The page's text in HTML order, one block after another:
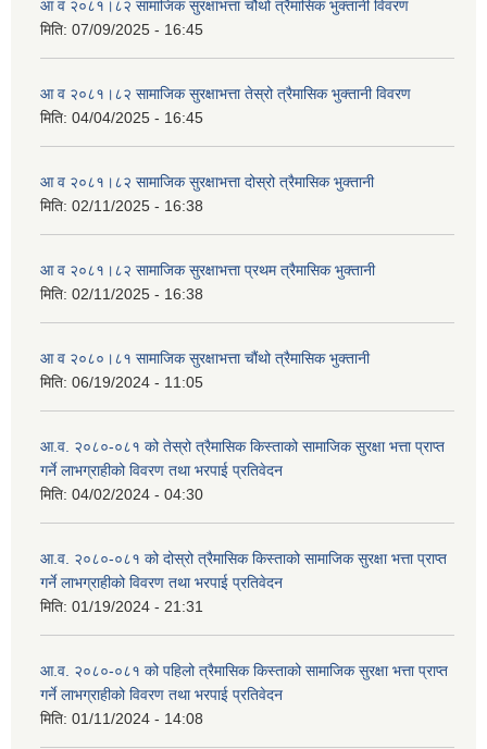
आ व २०८१।८२ सामाजिक सुरक्षाभत्ता चौथो त्रैमासिक भुक्तानी विवरण
मिति: 07/09/2025 - 16:45
आ व २०८१।८२ सामाजिक सुरक्षाभत्ता तेस्रो त्रैमासिक भुक्तानी विवरण
मिति: 04/04/2025 - 16:45
आ व २०८१।८२ सामाजिक सुरक्षाभत्ता दोस्रो त्रैमासिक भुक्तानी
मिति: 02/11/2025 - 16:38
आ व २०८१।८२ सामाजिक सुरक्षाभत्ता प्रथम त्रैमासिक भुक्तानी
मिति: 02/11/2025 - 16:38
आ व २०८०।८१ सामाजिक सुरक्षाभत्ता चौंथो त्रैमासिक भुक्तानी
मिति: 06/19/2024 - 11:05
आ.व. २०८०-०८१ को तेस्रो त्रैमासिक किस्ताको सामाजिक सुरक्षा भत्ता प्राप्त
गर्ने लाभग्राहीको विवरण तथा भरपाई प्रतिवेदन
मिति: 04/02/2024 - 04:30
आ.व. २०८०-०८१ को दोस्रो त्रैमासिक किस्ताको सामाजिक सुरक्षा भत्ता प्राप्त
गर्ने लाभग्राहीको विवरण तथा भरपाई प्रतिवेदन
मिति: 01/19/2024 - 21:31
आ.व. २०८०-०८१ को पहिलो त्रैमासिक किस्ताको सामाजिक सुरक्षा भत्ता प्राप्त
गर्ने लाभग्राहीको विवरण तथा भरपाई प्रतिवेदन
मिति: 01/11/2024 - 14:08